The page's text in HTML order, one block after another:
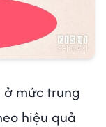
ở mức trung
hiệu quả